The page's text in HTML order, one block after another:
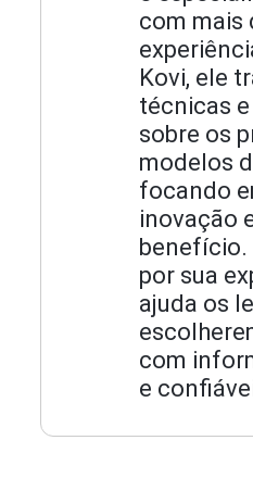
com mais
Kovi, ele
técnicas
sobre os
modelos
focando
inovação
benefício.
por sua
ajuda os
com
e